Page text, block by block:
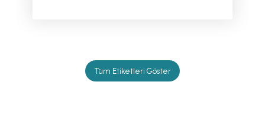
Tüm Etiketleri Göster